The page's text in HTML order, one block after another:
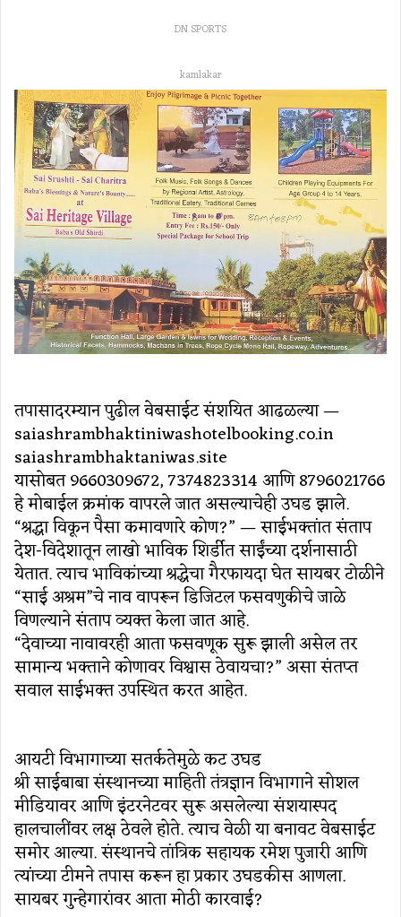
DN SPORTS
kamlakar
तपासादरम्यान पुढील वेबसाईट संशयित आढळल्या —
saiashrambhaktiniwashotelbooking.co.in
saiashrambhaktaniwas.site
यासोबत 9660309672, 7374823314 आणि 8796021766
हे मोबाईल क्रमांक वापरले जात असल्याचेही उघड झाले.
“श्रद्धा विकून पैसा कमावणारे कोण?” — साईभक्तांत संताप
देश-विदेशातून लाखो भाविक शिर्डीत साईंच्या दर्शनासाठी
येतात. त्याच भाविकांच्या श्रद्धेचा गैरफायदा घेत सायबर टोळीने
“साई अश्रम”चे नाव वापरून डिजिटल फसवणुकीचे जाळे
विणल्याने संताप व्यक्त केला जात आहे.
“देवाच्या नावावरही आता फसवणूक सुरू झाली असेल तर
सामान्य भक्ताने कोणावर विश्वास ठेवायचा?” असा संतप्त
सवाल साईभक्त उपस्थित करत आहेत.
आयटी विभागाच्या सतर्कतेमुळे कट उघड
श्री साईबाबा संस्थानच्या माहिती तंत्रज्ञान विभागाने सोशल
मीडियावर आणि इंटरनेटवर सुरू असलेल्या संशयास्पद
हालचालींवर लक्ष ठेवले होते. त्याच वेळी या बनावट वेबसाईट
समोर आल्या. संस्थानचे तांत्रिक सहायक रमेश पुजारी आणि
त्यांच्या टीमने तपास करून हा प्रकार उघडकीस आणला.
सायबर गुन्हेगारांवर आता मोठी कारवाई?